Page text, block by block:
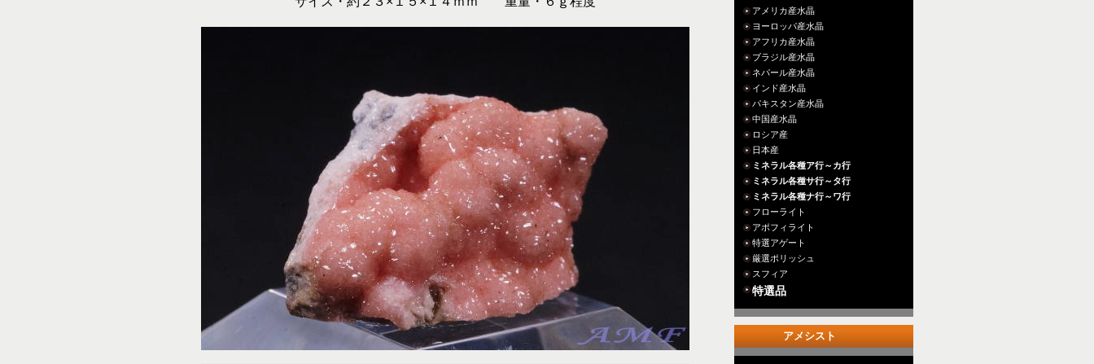
アメリカ産水晶
ヨーロッパ産水晶
アフリカ産水晶
ブラジル産水晶
ネパール産水晶
インド産水晶
パキスタン産水晶
中国産水晶
ロシア産
日本産
ミネラル各種ア行～カ行
ミネラル各種サ行～タ行
ミネラル各種ナ行～ワ行
フローライト
アポフィライト
特選アゲート
厳選ポリッシュ
スフィア
特選品
アメシスト